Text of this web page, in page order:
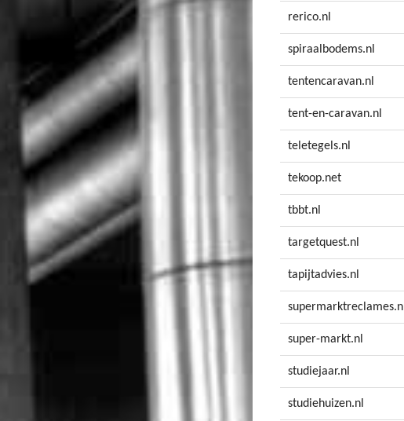
rerico.nl
spiraalbodems.nl
tentencaravan.nl
tent-en-caravan.nl
teletegels.nl
tekoop.net
tbbt.nl
targetquest.nl
tapijtadvies.nl
supermarktreclames.nl
super-markt.nl
studiejaar.nl
studiehuizen.nl